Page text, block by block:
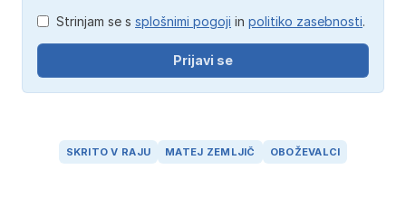
Strinjam se s splošnimi pogoji in politiko zasebnosti.
Prijavi se
SKRITO V RAJU MATEJ ZEMLJIČ OBOŽEVALCI